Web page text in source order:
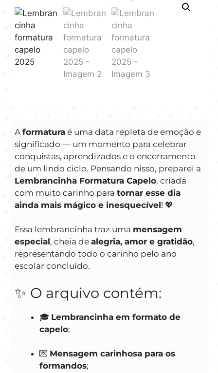
A formatura é uma data repleta de emoção e
significado — um momento para celebrar
conquistas, aprendizados e o encerramento
de um lindo ciclo. Pensando nisso, preparei a
Lembrancinha Formatura Capelo, criada
com muito carinho para tornar esse dia
ainda mais mágico e inesquecível! 💖
Essa lembrancinha traz uma mensagem
especial, cheia de alegria, amor e gratidão,
representando todo o carinho pelo ano
escolar concluído.
✨ O arquivo contém:
🎓 Lembrancinha em formato de
capelo;
💌 Mensagem carinhosa para os
formandos;